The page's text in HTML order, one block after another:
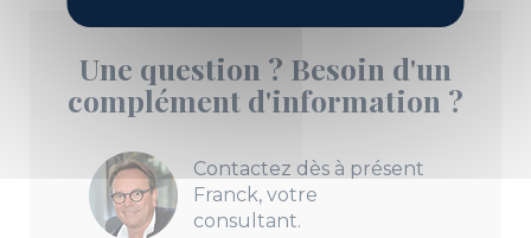
Une question ? Besoin d'un
complément d'information ?
Contactez dès à présent
Franck, votre
consultant.